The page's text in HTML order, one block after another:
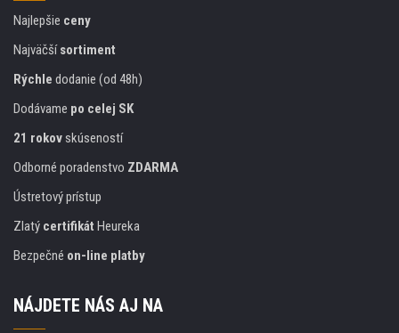
Najlepšie ceny
Najväčšísortiment
Rýchle dodanie (od 48h)
Dodávame po celej SK
21 rokovskúseností
Odborné poradenstvo ZDARMA
Ústretový prístup
Zlatý certifikát Heureka
Bezpečné on-line platby
NÁJDETE NÁS AJ NA